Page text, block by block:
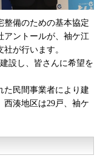
整備のための基本協定
アントールが、袖ケ江
が行います。
設し、皆さんに希望を
た民間事業者により建
湊地区は29戸、袖ケ